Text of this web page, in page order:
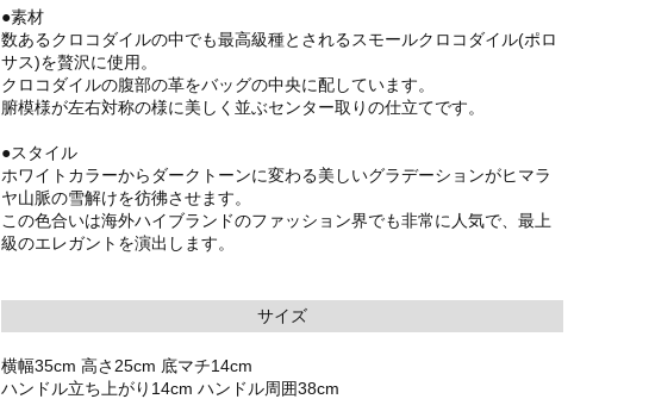
●素材
数あるクロコダイルの中でも最高級種とされるスモールクロコダイル(ポロ
サス)を贅沢に使用。
クロコダイルの腹部の革をバッグの中央に配しています。
腑模様が左右対称の様に美しく並ぶセンター取りの仕立てです。
●スタイル
ホワイトカラーからダークトーンに変わる美しいグラデーションがヒマラ
ヤ山脈の雪解けを彷彿させます。
この色合いは海外ハイブランドのファッション界でも非常に人気で、最上
級のエレガントを演出します。
サイズ
横幅35cm 高さ25cm 底マチ14cm
ハンドル立ち上がり14cm ハンドル周囲38cm